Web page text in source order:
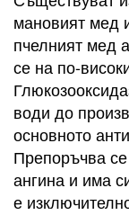
мановият мед
пчелният мед
се на по-
води до
основното
Препоръчва
ангина и има
е